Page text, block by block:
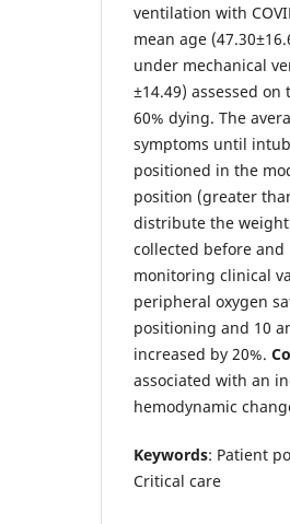
ventilation with
mean age
under mechanical
±14.49) assessed
60% dying. The
symptoms until
positioned in the
position (greater
distribute the
collected before
monitoring clinical
peripheral oxygen
positioning and 10
increased by 20%.
associated with an
hemodynamic
Keywords: Patient
Critical care